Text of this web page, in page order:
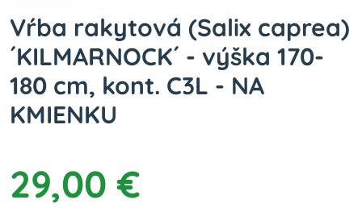
Vŕba rakytová (Salix caprea)
´KILMARNOCK´ - výška 170-
180 cm, kont. C3L - NA
KMIENKU
29,00 €